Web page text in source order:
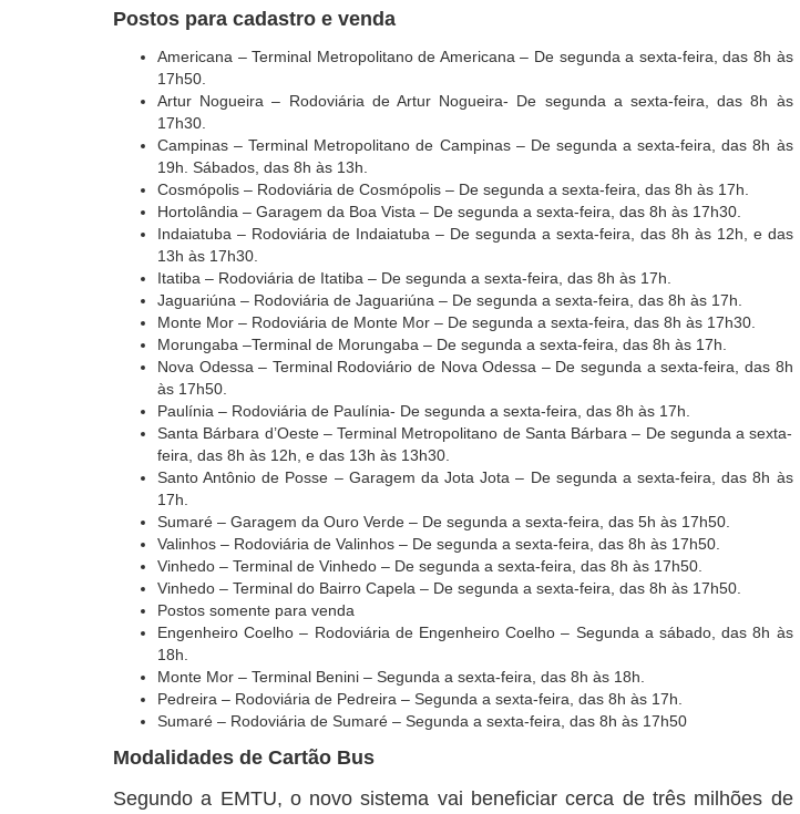
Postos para cadastro e venda
Americana – Terminal Metropolitano de Americana – De segunda a sexta-feira, das 8h às
17h50.
Artur Nogueira – Rodoviária de Artur Nogueira- De segunda a sexta-feira, das 8h às
17h30.
Campinas – Terminal Metropolitano de Campinas – De segunda a sexta-feira, das 8h às
19h. Sábados, das 8h às 13h.
Cosmópolis – Rodoviária de Cosmópolis – De segunda a sexta-feira, das 8h às 17h.
Hortolândia – Garagem da Boa Vista – De segunda a sexta-feira, das 8h às 17h30.
Indaiatuba – Rodoviária de Indaiatuba – De segunda a sexta-feira, das 8h às 12h, e das
13h às 17h30.
Itatiba – Rodoviária de Itatiba – De segunda a sexta-feira, das 8h às 17h.
Jaguariúna – Rodoviária de Jaguariúna – De segunda a sexta-feira, das 8h às 17h.
Monte Mor – Rodoviária de Monte Mor – De segunda a sexta-feira, das 8h às 17h30.
Morungaba –Terminal de Morungaba – De segunda a sexta-feira, das 8h às 17h.
Nova Odessa – Terminal Rodoviário de Nova Odessa – De segunda a sexta-feira, das 8h
às 17h50.
Paulínia – Rodoviária de Paulínia- De segunda a sexta-feira, das 8h às 17h.
Santa Bárbara d’Oeste – Terminal Metropolitano de Santa Bárbara – De segunda a sexta-
feira, das 8h às 12h, e das 13h às 13h30.
Santo Antônio de Posse – Garagem da Jota Jota – De segunda a sexta-feira, das 8h às
17h.
Sumaré – Garagem da Ouro Verde – De segunda a sexta-feira, das 5h às 17h50.
Valinhos – Rodoviária de Valinhos – De segunda a sexta-feira, das 8h às 17h50.
Vinhedo – Terminal de Vinhedo – De segunda a sexta-feira, das 8h às 17h50.
Vinhedo – Terminal do Bairro Capela – De segunda a sexta-feira, das 8h às 17h50.
Postos somente para venda
Engenheiro Coelho – Rodoviária de Engenheiro Coelho – Segunda a sábado, das 8h às
18h.
Monte Mor – Terminal Benini – Segunda a sexta-feira, das 8h às 18h.
Pedreira – Rodoviária de Pedreira – Segunda a sexta-feira, das 8h às 17h.
Sumaré – Rodoviária de Sumaré – Segunda a sexta-feira, das 8h às 17h50
Modalidades de Cartão Bus
Segundo a EMTU, o novo sistema vai beneficiar cerca de três milhões de